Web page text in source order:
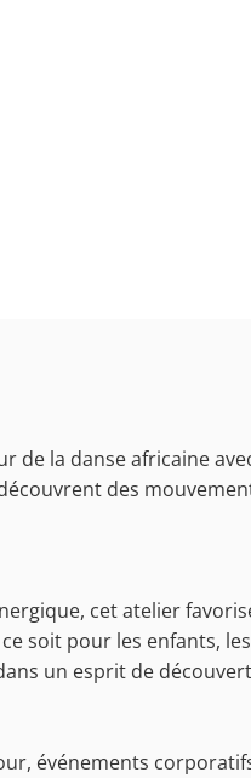
de la danse africaine
des
cet atelier
soit pour les enfants,
un esprit de
événements